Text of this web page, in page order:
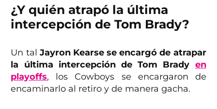
¿Y quién atrapó la última
intercepción de Tom Brady?
Un tal Jayron Kearse se encargó de atrapar
la última intercepción de Tom Brady en
playoffs, los Cowboys se encargaron de
encaminarlo al retiro y de manera gacha.